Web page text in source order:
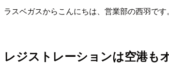
ラスベガスからこんにちは、営業部の西羽です。
レジストレーションは空港も